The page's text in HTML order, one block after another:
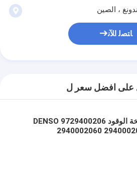
ﺎﺘﺼﻟ ﺍﻶﻧ
على افضل سعر ل
مضخة الوقود DENSO 9729400206
2940002060